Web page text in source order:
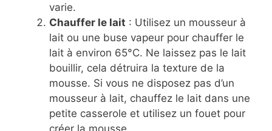
varie.
Chauffer le lait : Utilisez un mousseur à
lait ou une buse vapeur pour chauffer le
lait à environ 65°C. Ne laissez pas le lait
bouillir, cela détruira la texture de la
mousse. Si vous ne disposez pas d’un
mousseur à lait, chauffez le lait dans une
petite casserole et utilisez un fouet pour
créer la mousse.